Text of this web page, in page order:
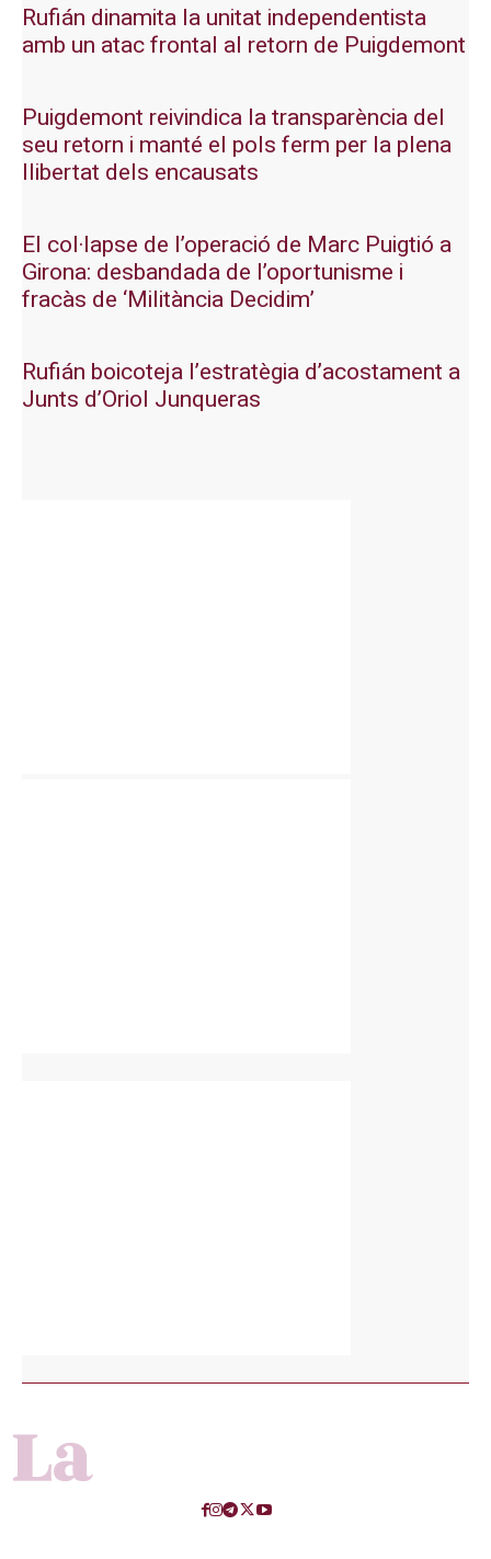
Rufián dinamita la unitat independentista
amb un atac frontal al retorn de Puigdemont
Puigdemont reivindica la transparència del
seu retorn i manté el pols ferm per la plena
llibertat dels encausats
El col·lapse de l’operació de Marc Puigtió a
Girona: desbandada de l’oportunisme i
fracàs de ‘Militància Decidim’
Rufián boicoteja l’estratègia d’acostament a
Junts d’Oriol Junqueras